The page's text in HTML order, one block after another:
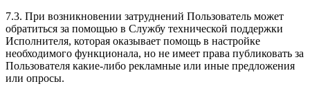
7.3. При возникновении затруднений Пользователь может
обратиться за помощью в Службу технической поддержки
Исполнителя, которая оказывает помощь в настройке
необходимого функционала, но не имеет права публиковать за
Пользователя какие-либо рекламные или иные предложения
или опросы.